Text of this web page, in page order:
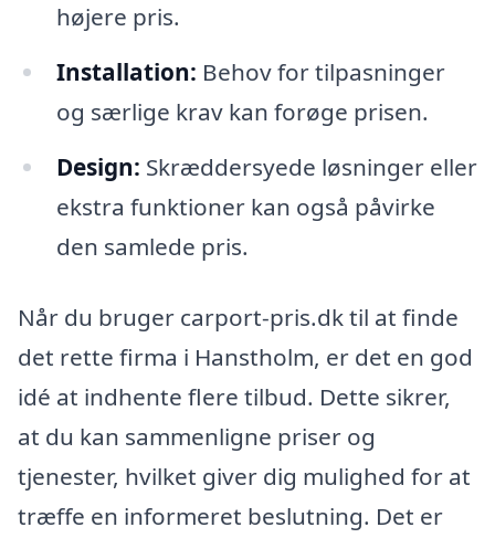
højere pris.
Installation: Behov for tilpasninger
og særlige krav kan forøge prisen.
Design: Skræddersyede løsninger eller
ekstra funktioner kan også påvirke
den samlede pris.
Når du bruger carport-pris.dk til at finde
det rette firma i Hanstholm, er det en god
idé at indhente flere tilbud. Dette sikrer,
at du kan sammenligne priser og
tjenester, hvilket giver dig mulighed for at
træffe en informeret beslutning. Det er